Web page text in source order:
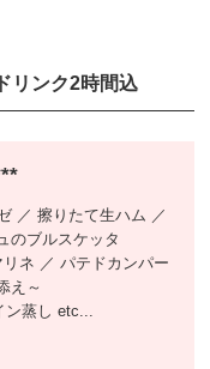
リンク2時間込
／ 擦りたて生ハム ／
のブルスケッタ
ネ ／ パテドカンパー
え～
ン蒸し etc...